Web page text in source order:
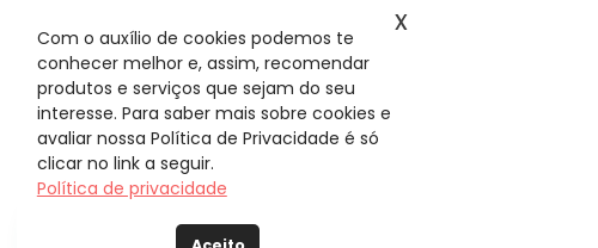
Com o auxílio de cookies podemos te
conhecer melhor e, assim, recomendar
produtos e serviços que sejam do seu
interesse. Para saber mais sobre cookies e
avaliar nossa Política de Privacidade é só
clicar no link a seguir.
Política de privacidade
x